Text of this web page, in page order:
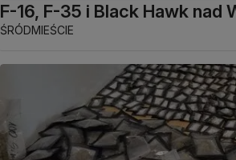
F-16, F-35 i Black Hawk nad
ŚRÓDMIEŚCIE